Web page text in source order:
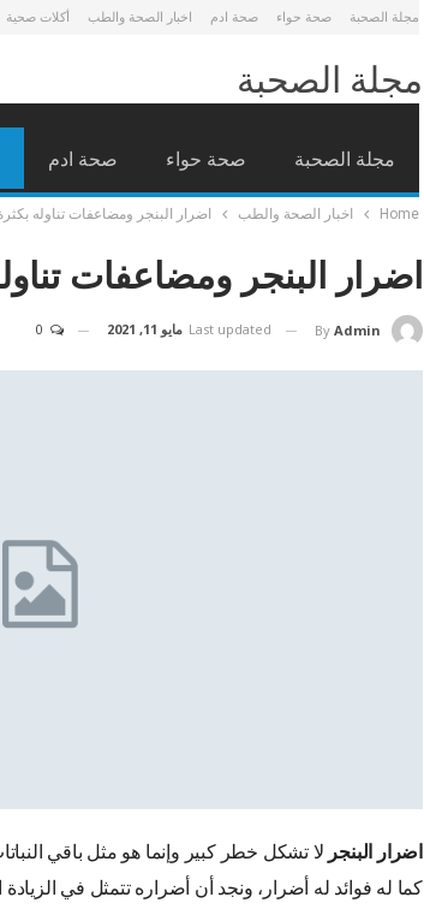
مجلة الصحبة صحة حواء صحة ادم اخبار الصحة والطب أكلات صحية
مجلة الصحبة
مجلة الصحبة صحة حواء صحة ادم
Home اخبار الصحة والطب اضرار البنجر ومضاعفات تناوله
اضرار البنجر ومضاعفات
By Admin
Last updated مايو 11, 2021
اضرار البنجر لا تشكل خطر كبير وإنما هو مثل باقي
كما له فوائد له أضرار، ونجد أن أضراره تتمثل في